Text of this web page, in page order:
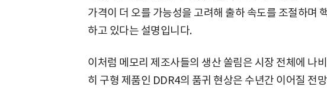
가격이 더 오를 가능성을 고려해 출하 속도를 조절하며
하고 있다는 설명입니다.
이처럼 메모리 제조사들의 생산 쏠림은 시장 전체에 나
히 구형 제품인 DDR4의 품귀 현상은 수년간 이어질 전